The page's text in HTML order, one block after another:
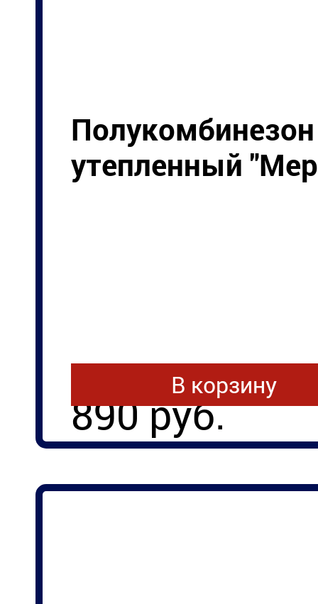
Полукомбинезон
утепленный
890 руб.
В корзину